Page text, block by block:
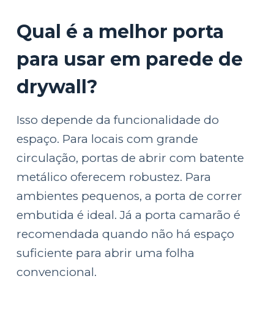
Qual é a melhor porta
para usar em parede de
drywall?
Isso depende da funcionalidade do
espaço. Para locais com grande
circulação, portas de abrir com batente
metálico oferecem robustez. Para
ambientes pequenos, a porta de correr
embutida é ideal. Já a porta camarão é
recomendada quando não há espaço
suficiente para abrir uma folha
convencional.